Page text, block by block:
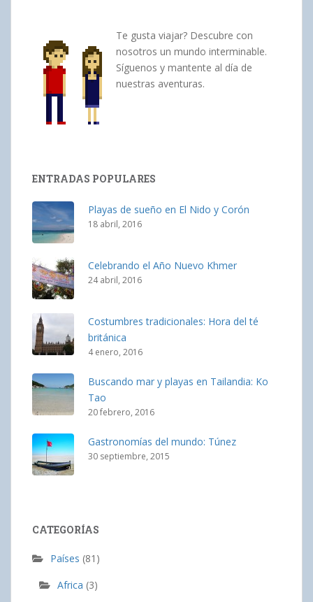
Te gusta viajar? Descubre con
nosotros un mundo interminable.
Síguenos y mantente al día de
nuestras aventuras.
ENTRADAS POPULARES
Playas de sueño en El Nido y Corón
18 abril, 2016
Celebrando el Año Nuevo Khmer
24 abril, 2016
Costumbres tradicionales: Hora del té
británica
4 enero, 2016
Buscando mar y playas en Tailandia: Ko
Tao
20 febrero, 2016
Gastronomías del mundo: Túnez
30 septiembre, 2015
CATEGORÍAS
Países (81)
Africa (3)